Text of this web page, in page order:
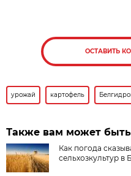
ОСТАВИТЬ
урожай картофель
Также вам может
Как погода
сельхозкультур в